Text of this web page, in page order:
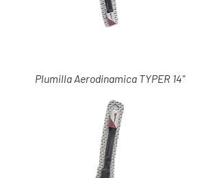
Plumilla Aerodinamica TYPER 14"